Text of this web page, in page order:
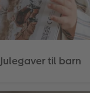
Julegaver til barn